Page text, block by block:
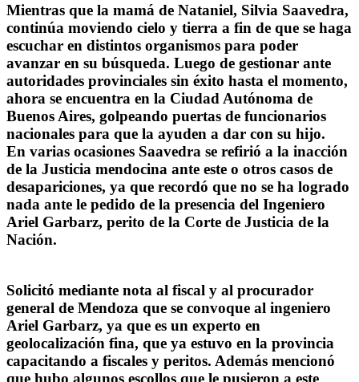
Mientras que la mamá de Nataniel, Silvia Saavedra,
continúa moviendo cielo y tierra a fin de que se haga
escuchar en distintos organismos para poder
avanzar en su búsqueda. Luego de gestionar ante
autoridades provinciales sin éxito hasta el momento,
ahora se encuentra en la Ciudad Autónoma de
Buenos Aires, golpeando puertas de funcionarios
nacionales para que la ayuden a dar con su hijo.
En varias ocasiones Saavedra se refirió a la inacción
de la Justicia mendocina ante este o otros casos de
desapariciones, ya que recordó que no se ha logrado
nada ante le pedido de la presencia del Ingeniero
Ariel Garbarz, perito de la Corte de Justicia de la
Nación.
Solicitó mediante nota al fiscal y al procurador
general de Mendoza que se convoque al ingeniero
Ariel Garbarz, ya que es un experto en
geolocalización fina, que ya estuvo en la provincia
capacitando a fiscales y peritos. Además mencionó
que hubo algunos escollos que le pusieron a este